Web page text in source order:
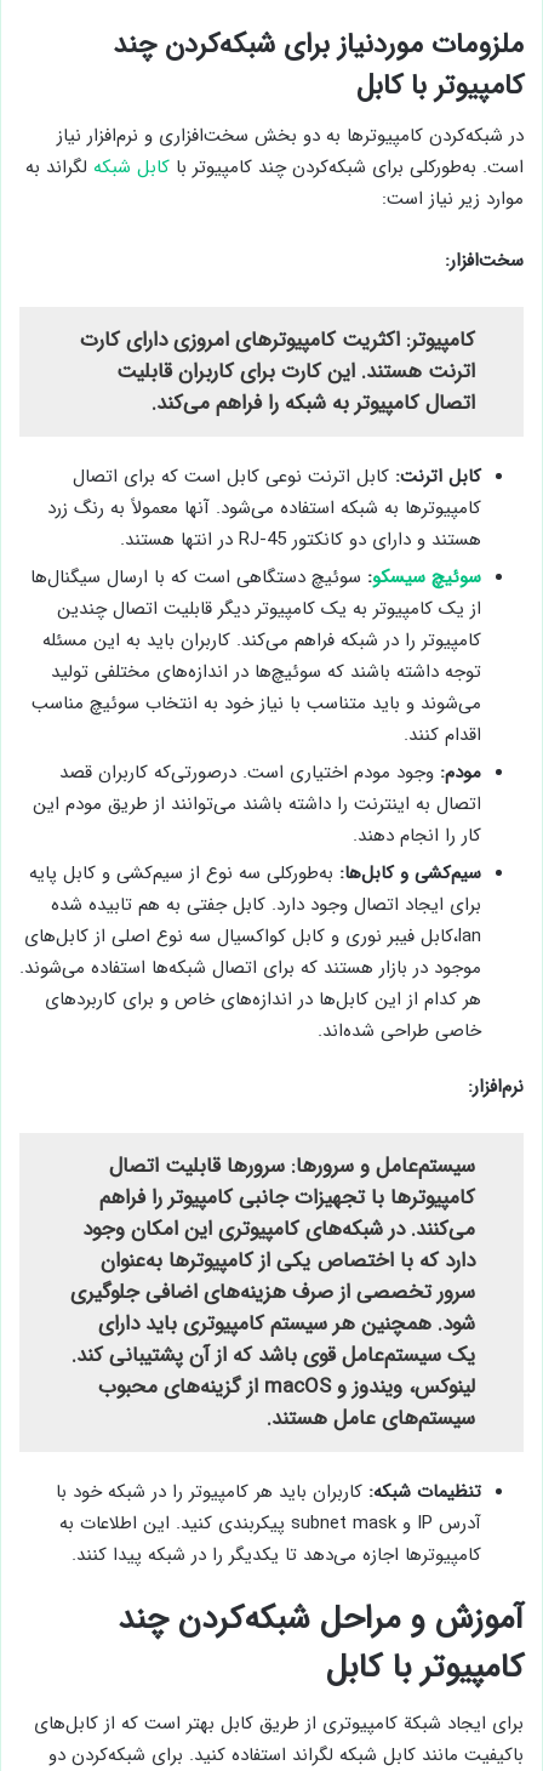
ملزومات موردنیاز برای شبکه‌کردن چند
کامپیوتر با کابل
در شبکه‌کردن کامپیوترها به دو بخش سخت‌افزاری و نرم‌افزار نیاز
است. به‌طورکلی برای شبکه‌کردن چند کامپیوتر با کابل شبکه لگراند به
موارد زیر نیاز است:
سخت‌افزار:
کامپیوتر: اکثریت کامپیوترهای امروزی دارای کارت
اترنت هستند. این کارت برای کاربران قابلیت
اتصال کامپیوتر به شبکه را فراهم می‌کند.
کابل اترنت: کابل اترنت نوعی کابل است که برای اتصال
کامپیوترها به شبکه استفاده می‌شود. آنها معمولاً به رنگ زرد
هستند و دارای دو کانکتور RJ-45 در انتها هستند.
سوئیچ سیسکو: سوئیچ دستگاهی است که با ارسال سیگنال‌ها
از یک کامپیوتر به یک کامپیوتر دیگر قابلیت اتصال چندین
کامپیوتر را در شبکه فراهم می‌کند. کاربران باید به این مسئله
توجه داشته باشند که سوئیچ‌ها در اندازه‌های مختلفی تولید
می‌شوند و باید متناسب با نیاز خود به انتخاب سوئیچ مناسب
اقدام کنند.
مودم: وجود مودم اختیاری است. درصورتی‌که کاربران قصد
اتصال به اینترنت را داشته باشند می‌توانند از طریق مودم این
کار را انجام دهند.
سیم‌کشی و کابل‌ها: به‌طورکلی سه نوع از سیم‌کشی و کابل پایه
برای ایجاد اتصال وجود دارد. کابل جفتی به هم تابیده شده
lan،کابل فیبر نوری و کابل کواکسیال سه نوع اصلی از کابل‌های
موجود در بازار هستند که برای اتصال شبکه‌ها استفاده می‌شوند.
هر کدام از این کابل‌ها در اندازه‌های خاص و برای کاربردهای
خاصی طراحی شده‌اند.
نرم‌افزار:
سیستم‌عامل و سرورها: سرورها قابلیت اتصال
کامپیوترها با تجهیزات جانبی کامپیوتر را فراهم
می‌کنند. در شبکه‌های کامپیوتری این امکان وجود
دارد که با اختصاص یکی از کامپیوترها به‌عنوان
سرور تخصصی از صرف هزینه‌های اضافی جلوگیری
شود. همچنین هر سیستم کامپیوتری باید دارای
یک سیستم‌عامل قوی باشد که از آن پشتیبانی کند.
لینوکس، ویندوز و macOS از گزینه‌های محبوب
سیستم‌های عامل هستند.
تنظیمات شبکه: کاربران باید هر کامپیوتر را در شبکه خود با
آدرس IP و subnet mask پیکربندی کنید. این اطلاعات به
کامپیوترها اجازه می‌دهد تا یکدیگر را در شبکه پیدا کنند.
آموزش و مراحل شبکه‌کردن چند
کامپیوتر با کابل
برای ایجاد شبکة کامپیوتری از طریق کابل بهتر است که از کابل‌های
باکیفیت مانند کابل شبکه لگراند استفاده کنید. برای شبکه‌کردن دو